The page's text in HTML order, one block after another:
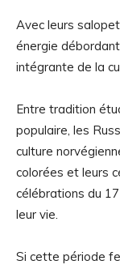
Avec leurs
énergie
intégrante de la
Entre tradition
populaire, les
culture
colorées et leurs
célébrations du
leur vie.
Si cette période